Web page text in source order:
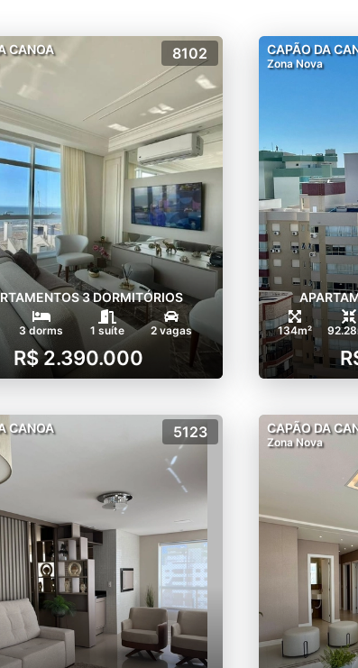
CANOA 8102
3 DORMITÓRIOS
3 dorms 1 suíte 2 vagas
R$ 2.390.000
CAPÃO DA
Zona Nova
134m²
CANOA 5123 CAPÃO DA
Zona Nova